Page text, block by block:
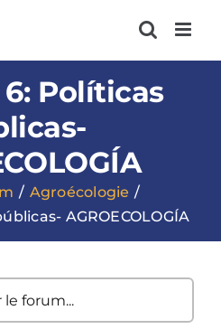
6: Políticas
Agroécologie
AGROECOLOGÍA